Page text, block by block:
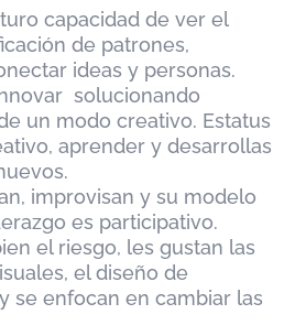
capacidad de ver el
de patrones,
ideas y personas.
solucionando
un modo creativo. Estatus
aprender y desarrollas
improvisan y su modelo
es participativo.
el riesgo, les gustan las
el diseño de
se enfocan en cambiar las